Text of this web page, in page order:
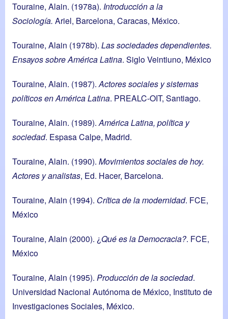
Touraine, Alain. (1978a). Introducción a la
Sociología. Ariel, Barcelona, Caracas, México.
Touraine, Alain (1978b). Las sociedades dependientes.
Ensayos sobre América Latina. Siglo Veintiuno, México
Touraine, Alain. (1987).Actores sociales y sistemas
políticos en América Latina. PREALC-OIT, Santiago.
Touraine, Alain. (1989).América Latina, política y
sociedad. Espasa Calpe, Madrid.
Touraine, Alain. (1990). Movimientos sociales de hoy.
Actores y analistas, Ed. Hacer, Barcelona.
Touraine, Alain (1994). Crítica de la modernidad. FCE,
México
Touraine, Alain (2000). ¿Qué es la Democracia?. FCE,
México
Touraine, Alain (1995). Producción de la sociedad.
Universidad Nacional Autónoma de México, Instituto de
Investigaciones Sociales, México.